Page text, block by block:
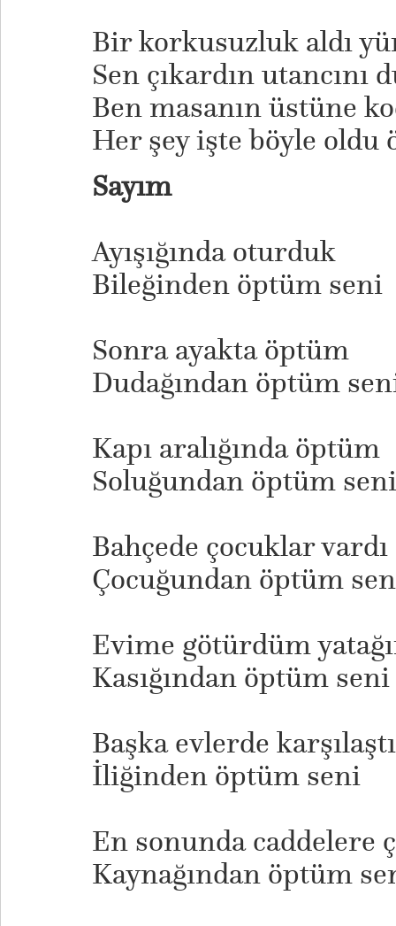
Bir korkusuzluk aldı
Sen çıkardın utancını
Ben masanın üstüne
Her şey işte böyle oldu
Sayım
Ayışığında oturduk
Bileğinden öptüm seni
Sonra ayakta öptüm
Dudağından öptüm
Kapı aralığında öptüm
Soluğundan öptüm seni
Bahçede çocuklar vardı
Çocuğundan öptüm
Evime götürdüm
Kasığından öptüm seni
Başka evlerde
İliğinden öptüm seni
En sonunda caddelere
Kaynağından öptüm